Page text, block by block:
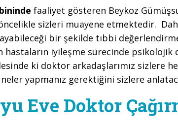
faaliyet gösteren Beykoz
sizleri muayene etmektedir.
bir şekilde tıbbi
hastaların iyileşme sürecinde
ki doktor arkadaşlarımız sizlere
yapmanız gerektiğini sizlere
Eve Doktor